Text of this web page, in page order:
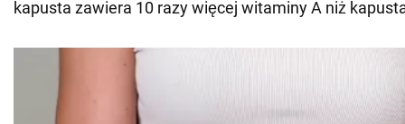
kapusta zawiera 10 razy więcej witaminy A niż